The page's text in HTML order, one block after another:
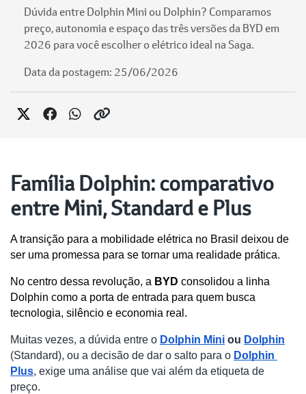
Dúvida entre Dolphin Mini ou Dolphin? Comparamos
preço, autonomia e espaço das três versões da BYD em
2026 para você escolher o elétrico ideal na Saga.
Data da postagem: 25/06/2026
Família Dolphin: comparativo
entre Mini, Standard e Plus
A transição para a mobilidade elétrica no Brasil deixou de
ser uma promessa para se tornar uma realidade prática.
No centro dessa revolução, a BYD consolidou a linha
Dolphin como a porta de entrada para quem busca
tecnologia, silêncio e economia real.
Muitas vezes, a dúvida entre o Dolphin Mini ou Dolphin
(Standard), ou a decisão de dar o salto para o Dolphin
Plus, exige uma análise que vai além da etiqueta de
preço.